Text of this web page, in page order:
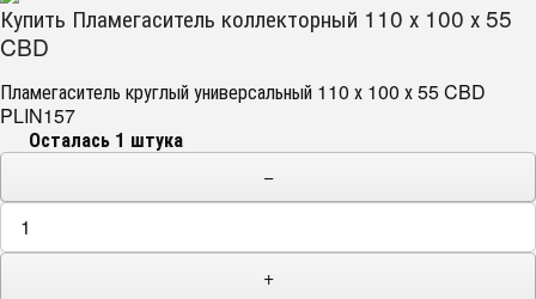
Купить Пламегаситель коллекторный 110 х 100 х 55
CBD
Пламегаситель круглый универсальный 110 х 100 х 55 CBD
PLIN157
Осталась 1 штука
−
+